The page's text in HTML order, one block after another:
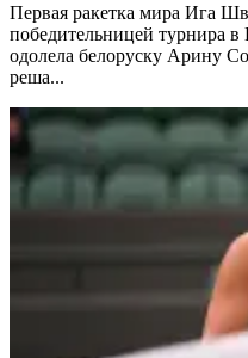
Первая ракетка мира Ига
победительницей турнира
одолела белоруску Арину
реша...